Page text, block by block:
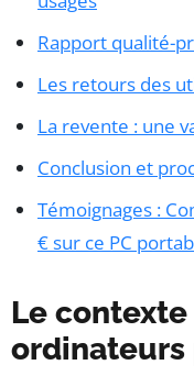
Rapport qualité-
Les retours des
La revente : une
Conclusion et
Témoignages :
€ sur ce PC
Le